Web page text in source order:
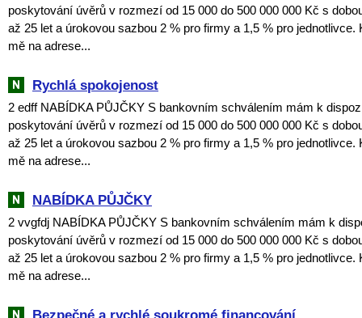
poskytování úvěrů v rozmezí od 15 000 do 500 000 000 Kč s
až 25 let a úrokovou sazbou 2 % pro firmy a 1,5 % pro jednotlivce.
mě na adrese...
Rychlá spokojenost
2 edff NABÍDKA PŮJČKY S bankovním schválením mám k
poskytování úvěrů v rozmezí od 15 000 do 500 000 000 Kč s
až 25 let a úrokovou sazbou 2 % pro firmy a 1,5 % pro jednotlivce.
mě na adrese...
NABÍDKA PŮJČKY
2 vvgfdj NABÍDKA PŮJČKY S bankovním schválením mám k
poskytování úvěrů v rozmezí od 15 000 do 500 000 000 Kč s
až 25 let a úrokovou sazbou 2 % pro firmy a 1,5 % pro jednotlivce.
mě na adrese...
Bezpečné a rychlé soukromé financování